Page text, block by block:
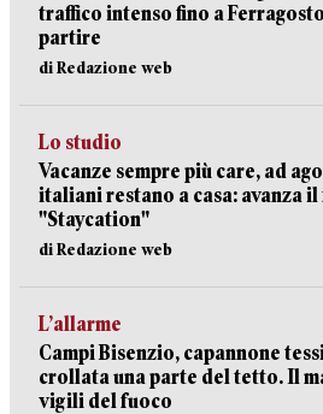
traffico intenso fino a
partire
di Redazione web
Lo studio
Vacanze sempre più care, ad
italiani restano a casa: avanza
"Staycation"
di Redazione web
L’allarme
Campi Bisenzio, capannone
crollata una parte del tetto. Il
vigili del fuoco